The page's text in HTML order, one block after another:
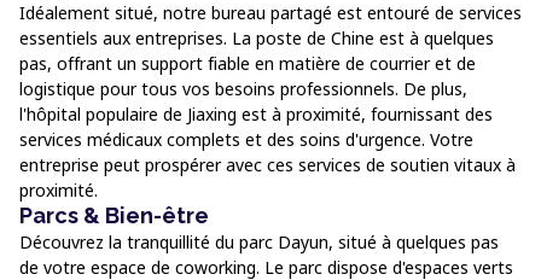
Idéalement situé, notre bureau partagé est entouré de services
essentiels aux entreprises. La poste de Chine est à quelques
pas, offrant un support fiable en matière de courrier et de
logistique pour tous vos besoins professionnels. De plus,
l'hôpital populaire de Jiaxing est à proximité, fournissant des
services médicaux complets et des soins d'urgence. Votre
entreprise peut prospérer avec ces services de soutien vitaux à
proximité.
Parcs & Bien-être
Découvrez la tranquillité du parc Dayun, situé à quelques pas
de votre espace de coworking. Le parc dispose d'espaces verts